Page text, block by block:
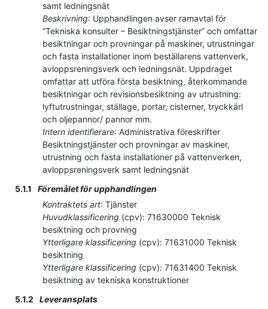
samt ledningsnät
Beskrivning: Upphandlingen avser ramavtal för
”Tekniska konsulter – Besiktningstjänster” och omfattar
besiktningar och provningar på maskiner, utrustningar
och fasta installationer inom beställarens vattenverk,
avloppsreningsverk och ledningsnät. Uppdraget
omfattar att utföra första besiktning, återkommande
besiktningar och revisionsbesiktning av utrustning:
lyftutrustningar, ställage, portar, cisterner, tryckkärl
och oljepannor/ pannor mm.
Intern identifierare: Administrativa föreskrifter
Besiktningstjänster och provningar av maskiner,
utrustning och fasta installationer på vattenverken,
avloppsreningsverk samt ledningsnät
5.1.1
Föremålet för upphandlingen
Kontraktets art: Tjänster
Huvudklassificering (cpv): 71630000 Teknisk
besiktning och provning
Ytterligare klassificering (cpv): 71631000 Teknisk
besiktning
Ytterligare klassificering (cpv): 71631400 Teknisk
besiktning av tekniska konstruktioner
5.1.2
Leveransplats